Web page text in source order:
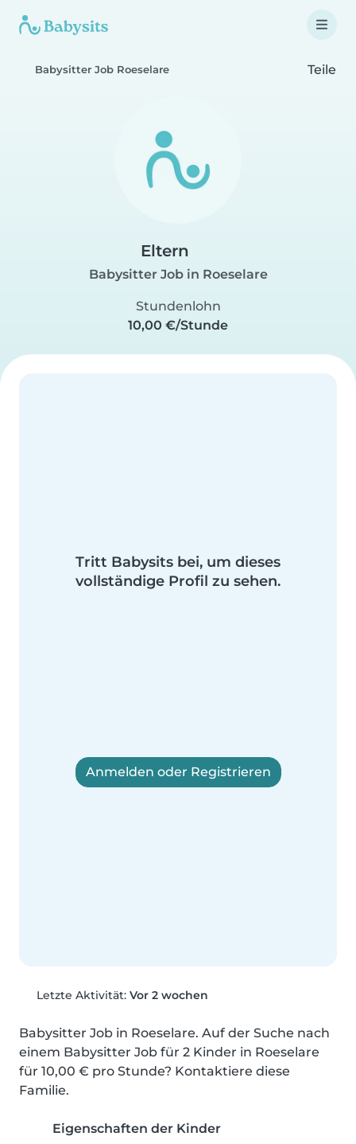
Babysitter Job Roeselare Teile
Eltern
Babysitter Job in Roeselare
Stundenlohn
10,00 €/Stunde
Tritt Babysits bei, um dieses
vollständige Profil zu sehen.
Anmelden oder Registrieren
Letzte Aktivität: Vor 2 wochen
Babysitter Job in Roeselare. Auf der Suche nach
einem Babysitter Job für 2 Kinder in Roeselare
für 10,00 € pro Stunde? Kontaktiere diese
Familie.
Eigenschaften der Kinder